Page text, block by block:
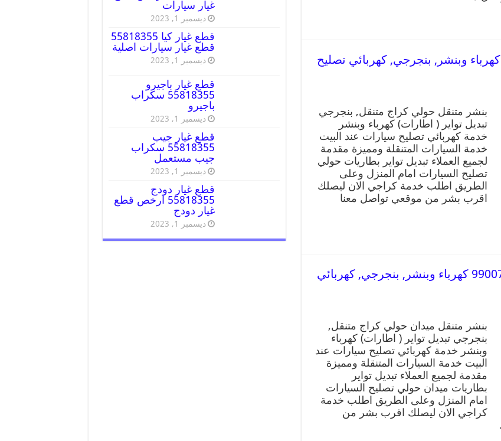
بنشر متنقل | كراج حولي 99007355 كهرباء وبنشر, بنجرجي, كهربائي تصليح
بنشر متنقل حولي كراج متنقل, بنجرجي
تبديل تواير ( اطارات) كهرباء وبنشر
خدمة كهربائي تصليح سيارات عند البيت
خدمة السيارات المتنقلة ومميزة مقدمة
لجميع العملاء تبديل تواير بطاريات حولي
تصليح السيارات امام المنزل وعلى
الطريق اطلب خدمة كراجي الان ليصلك
اقرب بشر من موقعي تواصل معنا
بنشر متنقل | كراج ميدان حولي 99007355 كهرباء وبنشر, بنجرجي, كهربائي
بنشر متنقل ميدان حولي كراج متنقل,
بنجرجي تبديل تواير ( اطارات) كهرباء
وبنشر خدمة كهربائي تصليح سيارات عند
البيت خدمة السيارات المتنقلة ومميزة
مقدمة لجميع العملاء تبديل تواير
بطاريات ميدان حولي تصليح السيارات
امام المنزل وعلى الطريق اطلب خدمة
كراجي الان ليصلك اقرب بشر من
غيار سيارات
ديسمبر 1, 2023
قطع غيار كيا 55818355
قطع غيار سيارات اصلية
ديسمبر 1, 2023
قطع غيار باجيرو
55818355 سكراب
باجيرو
ديسمبر 1, 2023
قطع غيار جيب
55818355 سكراب
جيب مستعمل
ديسمبر 1, 2023
قطع غيار دودج
55818355 ارخص قطع
غيار دودج
ديسمبر 1, 2023